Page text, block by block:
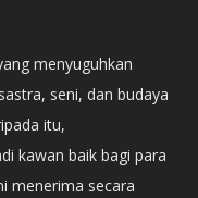
menyuguhkan
seni, dan budaya
itu,
kawan baik bagi para
menerima secara